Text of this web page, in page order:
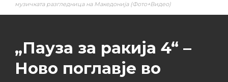
музичката разгледница на Македонија (Фото+Видео)
„Пауза за ракија 4“ –
Ново поглавје во